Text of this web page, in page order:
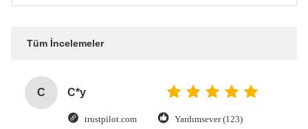
Tüm İncelemeler
C C*y
trustpilot.com Yardımsever (123)